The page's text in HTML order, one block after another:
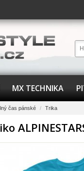
MX TECHNIKA
čas pánské / Trika